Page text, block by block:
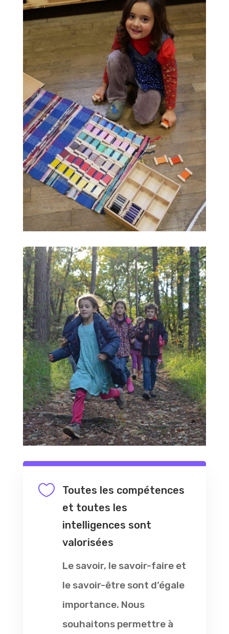

Toutes les compétences
et toutes les
intelligences sont
valorisées
Le savoir, le savoir-faire et
le savoir-être sont d’égale
importance. Nous
souhaitons permettre à